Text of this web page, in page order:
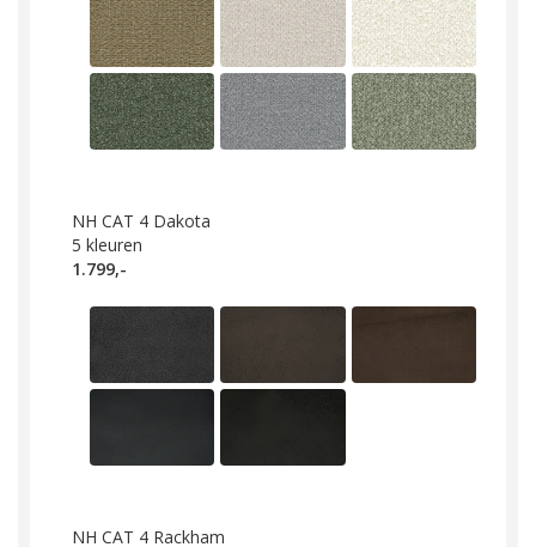
NH CAT 4 Dakota
5 kleuren
1.799,-
NH CAT 4 Rackham